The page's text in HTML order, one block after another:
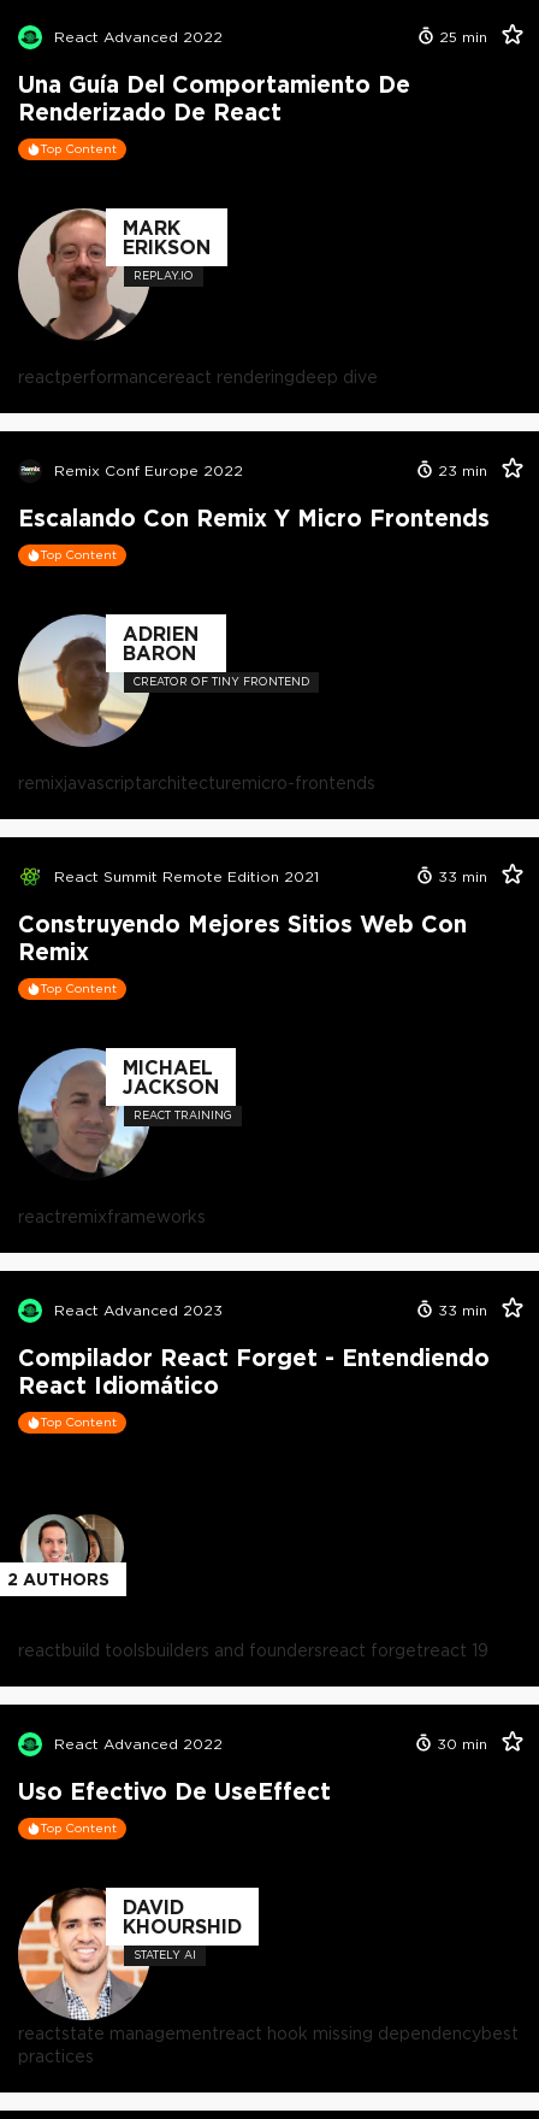
React Advanced 2022 25 min
Una Guía Del Comportamiento De
Renderizado De React
Top Content
MARK
ERIKSON
REPLAY.IO
reactperformancereact renderingdeep dive
Remix Conf Europe 2022 23 min
Escalando Con Remix Y Micro Frontends
Top Content
ADRIEN
BARON
CREATOR OF TINY FRONTEND
remixjavascriptarchitecturemicro-frontends
React Summit Remote Edition 2021 33 min
Construyendo Mejores Sitios Web Con
Remix
Top Content
MICHAEL
JACKSON
REACT TRAINING
reactremixframeworks
React Advanced 2023 33 min
Compilador React Forget - Entendiendo
React Idiomático
Top Content
2 AUTHORS
reactbuild toolsbuilders and foundersreact forgetreact 19
React Advanced 2022 30 min
Uso Efectivo De UseEffect
Top Content
DAVID
KHOURSHID
STATELY AI
reactstate managementreact hook missing dependencybest
practices